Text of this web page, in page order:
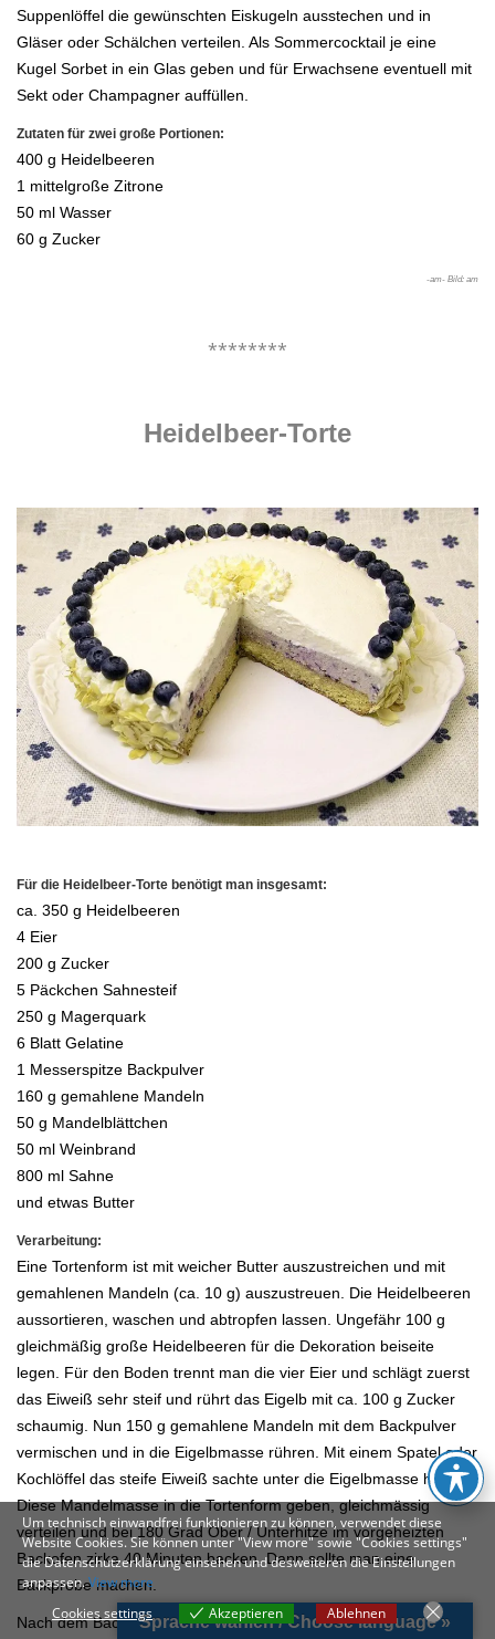
Suppenlöffel die gewünschten Eiskugeln ausstechen und in
Gläser oder Schälchen verteilen. Als Sommercocktail je eine
Kugel Sorbet in ein Glas geben und für Erwachsene eventuell mit
Sekt oder Champagner auffüllen.
Zutaten für zwei große Portionen:
400 g Heidelbeeren
1 mittelgroße Zitrone
50 ml Wasser
60 g Zucker
-am- Bild: am
********
Heidelbeer-Torte
Für die Heidelbeer-Torte benötigt man insgesamt:
ca. 350 g Heidelbeeren
4 Eier
200 g Zucker
5 Päckchen Sahnesteif
250 g Magerquark
6 Blatt Gelatine
1 Messerspitze Backpulver
160 g gemahlene Mandeln
50 g Mandelblättchen
50 ml Weinbrand
800 ml Sahne
und etwas Butter
Verarbeitung:
Eine Tortenform ist mit weicher Butter auszustreichen und mit
gemahlenen Mandeln (ca. 10 g) auszustreuen. Die Heidelbeeren
aussortieren, waschen und abtropfen lassen. Ungefähr 100 g
gleichmäßig große Heidelbeeren für die Dekoration beiseite
legen. Für den Boden trennt man die vier Eier und schlägt zuerst
das Eiweiß sehr steif und rührt das Eigelb mit ca. 100 g Zucker
schaumig. Nun 150 g gemahlene Mandeln mit dem Backpulver
vermischen und in die Eigelbmasse rühren. Mit einem Spatel oder
Kochlöffel das steife Eiweiß sachte unter die Eigelbmasse heben.
Diese Mandelmasse in die Tortenform geben, gleichmässig
verteilen und bei 180 Grad Ober / Unterhitze im vorgeheizten
Backofen zirka 40 Minuten backen. Dann sollte man eine
Backprobe machen.
Nach dem Backen auskühlen lassen, den Boden aus der Form
Um technisch einwandfrei funktionieren zu können, verwendet diese
Website Cookies. Sie können unter "View more" sowie "Cookies settings"
die Datenschutzerklärung einsehen und desweiteren die Einstellungen
anpassen.View more
Cookies settings
Akzeptieren Ablehnen
Cookies settings
Sprache wählen / Choose language »